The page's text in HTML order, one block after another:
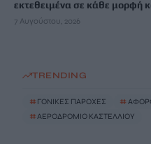
εκτεθειμένα σε κάθε μορφή
7 Αυγούστου, 2026
TRENDING
# ΓΟΝΙΚΕΣ ΠΑΡΟΧΕΣ #
#ΑΕΡΟΔΡΟΜΙΟ ΚΑΣΤΕΛΛΙΟΥ